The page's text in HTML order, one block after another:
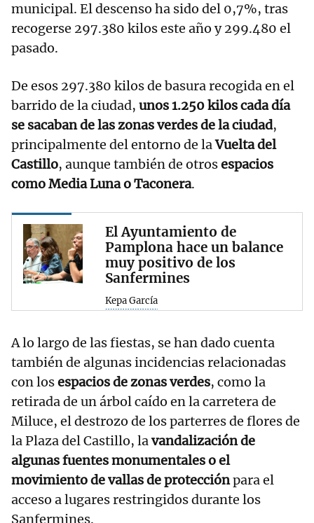
municipal. El descenso ha sido del 0,7%, tras
recogerse 297.380 kilos este año y 299.480 el
pasado.
De esos 297.380 kilos de basura recogida en el
barrido de la ciudad, unos 1.250 kilos cada día
se sacaban de las zonas verdes de la ciudad,
principalmente del entorno de laVuelta del
Castillo, aunque también de otrosespacios
como Media Luna o Taconera.
El Ayuntamiento de
Pamplona hace un balance
muy positivo de los
Sanfermines
Kepa García
A lo largo de las fiestas, se han dado cuenta
también de algunas incidencias relacionadas
con losespacios de zonas verdes, como la
retirada de un árbol caído en la carretera de
Miluce, el destrozo de los parterres de flores de
la Plaza del Castillo, lavandalización de
algunas fuentes monumentales o el
movimiento de vallas de protecciónpara el
acceso a lugares restringidos durante los
Sanfermines.